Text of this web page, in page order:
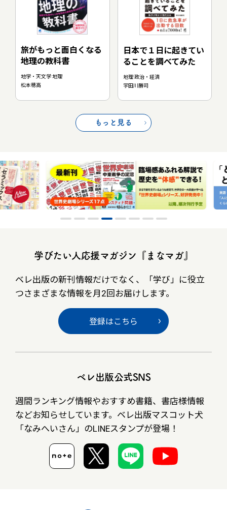
旅がもっと面白くなる
地理の教科書
地学・天文学 地理
松本穂高
日本で１日に起きてい
ることを調べてみた
地理 政治・経済
宇田川勝司
もっと見る
学びたい人応援マガジン『まなマガ』
ベレ出版の新刊情報だけでなく、
「学び」に役立
つさまざまな情報を月2回お届けします。
登録はこちら
ベレ出版公式SNS
週間ランキング情報やおすすめ書籍、書店様情報
などお知らせしています。ベレ出版マスコット犬
「なみへいさん」のLINEスタンプが登場！